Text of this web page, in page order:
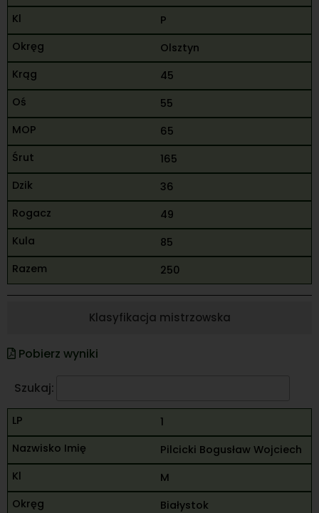
P
Olsztyn
45
55
65
165
36
49
85
250
Klasyfikacja mistrzowska
Pobierz wyniki
Szukaj:
1
Pilcicki Bogusław Wojciech
M
Białystok